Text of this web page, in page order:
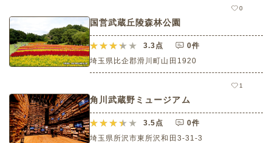
0
国営武蔵丘陵森林公園
3.3点
0件
埼玉県比企郡滑川町山田1920
1
角川武蔵野ミュージアム
3.5点
0件
埼玉県所沢市東所沢和田3-31-3